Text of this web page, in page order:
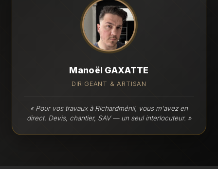
Manoël GAXATTE
DIRIGEANT & ARTISAN
« Pour vos travaux à Richardménil, vous m'avez en
direct. Devis, chantier, SAV — un seul interlocuteur. »